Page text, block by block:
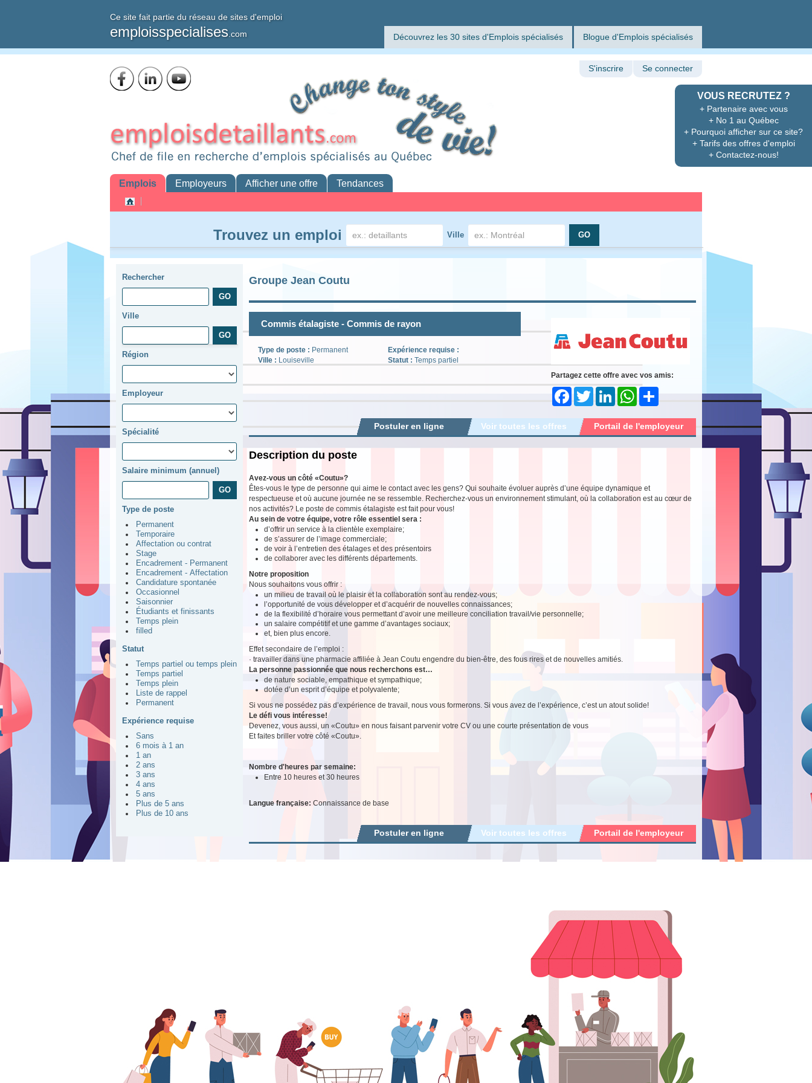
Ce site fait partie du réseau de sites d'emploi
emploisspecialises .com Découvrez les 30 sites d'Emplois spécialisés Blogue d'Emplois spécialisés
VOUS RECRUTEZ ?
+ Partenaire avec vous
+ No 1 au Québec
+ Pourquoi afficher sur ce site?
+ Tarifs des offres d'emploi
+ Contactez-nous!
S'inscrire Se connecter
Emplois Employeurs Afficher une offre Tendances
Trouvez un emploi Ville
Rechercher
Ville
Région
Employeur
Spécialité
Salaire minimum (annuel)
Type de poste
Permanent
Temporaire
Affectation ou contrat
Stage
Encadrement - Permanent
Encadrement - Affectation
Candidature spontanée
Occasionnel
Saisonnier
Étudiants et finissants
Temps plein
filled
Statut
Temps partiel ou temps plein
Temps partiel
Temps plein
Liste de rappel
Permanent
Expérience requise
Sans
6 mois à 1 an
1 an
2 ans
3 ans
4 ans
5 ans
Plus de 5 ans
Plus de 10 ans
Groupe Jean Coutu
Commis étalagiste - Commis de rayon
Type de poste : Permanent
Ville : Louiseville
Expérience requise :
Statut : Temps partiel
Partagez cette offre avec vos amis:
FacebookTwitter LinkedInWhatsApp
Portail de l'employeur
Voir toutes les offres
Postuler en ligne
Description du poste
Avez-vous un côté «Coutu»?
Êtes-vous le type de personne qui aime le contact avec les gens? Qui souhaite évoluer auprès d’une équipe dynamique et
respectueuse et où aucune journée ne se ressemble. Recherchez-vous un environnement stimulant, où la collaboration est au cœur de
nos activités? Le poste de commis étalagiste est fait pour vous!
Au sein de votre équipe, votre rôle essentiel sera :
d’offrir un service à la clientèle exemplaire;
de s’assurer de l’image commerciale;
de voir à l’entretien des étalages et des présentoirs
de collaborer avec les différents départements.
Notre proposition
Nous souhaitons vous offrir :
un milieu de travail où le plaisir et la collaboration sont au rendez-vous;
l’opportunité de vous développer et d’acquérir de nouvelles connaissances;
de la flexibilité d’horaire vous permettant d’avoir une meilleure conciliation travail/vie personnelle;
un salaire compétitif et une gamme d’avantages sociaux;
et, bien plus encore.
Effet secondaire de l’emploi :
· travailler dans une pharmacie affiliée à Jean Coutu engendre du bien-être, des fous rires et de nouvelles amitiés.
La personne passionnée que nous recherchons est…
de nature sociable, empathique et sympathique;
dotée d’un esprit d’équipe et polyvalente;
Si vous ne possédez pas d’expérience de travail, nous vous formerons. Si vous avez de l’expérience, c’est un atout solide!
Le défi vous intéresse!
Devenez, vous aussi, un «Coutu» en nous faisant parvenir votre CV ou une courte présentation de vous
Et faites briller votre côté «Coutu».
Nombre d'heures par semaine:
Entre 10 heures et 30 heures
Langue française: Connaissance de base
Portail de l'employeur
Voir toutes les offres
Postuler en ligne